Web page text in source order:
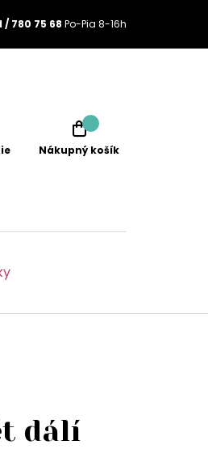
/ 780 75 68 Po-Pia 8-16h
Nákupný košík
dálí